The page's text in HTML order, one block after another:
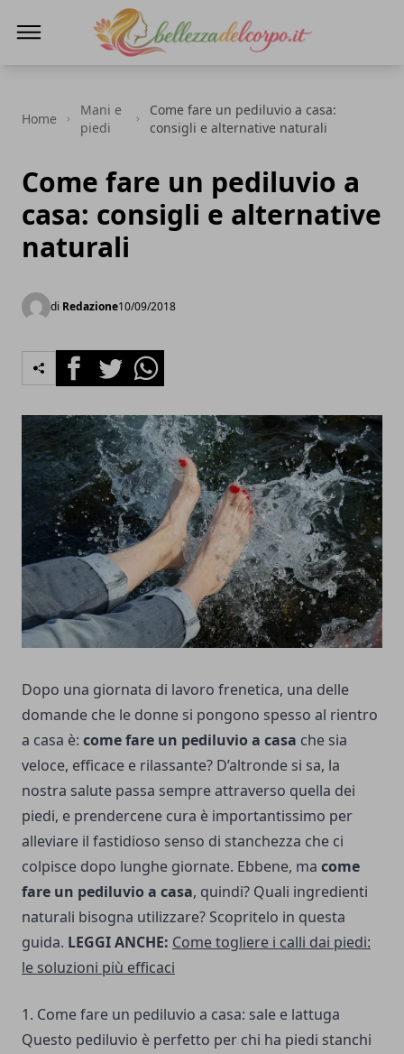
Home
Mani e
piedi
Come fare un pediluvio a casa:
consigli e alternative naturali
Come fare un pediluvio a
casa: consigli e alternative
naturali
di Redazione10/09/2018
FacebookTwitterWhatsapp
Dopo una giornata di lavoro frenetica, una delle
domande che le donne si pongono spesso al rientro
a casa è: come fare un pediluvio a casa che sia
veloce, efficace e rilassante? D’altronde si sa, la
nostra salute passa sempre attraverso quella dei
piedi, e prendercene cura è importantissimo per
alleviare il fastidioso senso di stanchezza che ci
colpisce dopo lunghe giornate. Ebbene, ma come
fare un pediluvio a casa, quindi? Quali ingredienti
naturali bisogna utilizzare? Scopritelo in questa
guida. LEGGI ANCHE: Come togliere i calli dai piedi:
le soluzioni più efficaci
1. Come fare un pediluvio a casa: sale e lattuga
Questo pediluvio è perfetto per chi ha piedi stanchi